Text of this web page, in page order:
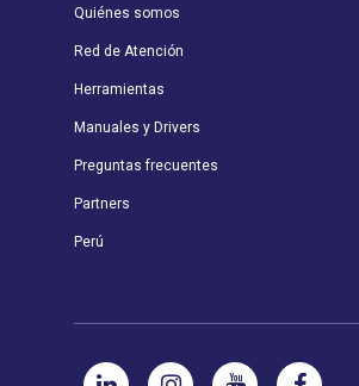
Quiénes somos
Red de Atención
Herramientas
Manuales y Drivers
Preguntas frecuentes
Partners
Perú